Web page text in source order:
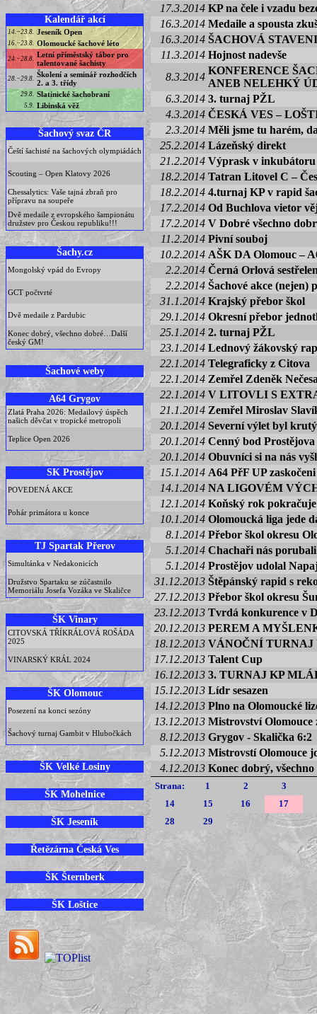
Kalendář akcí
14.−23.8. Jeseník Open
16.−23.8. Olomoucké šachové léto
24.−28.8. Letní příměstský tábor pro
talentované šachisty
28.−29.8. Školení a seminář rozhodčích
2. a 3. třídy
29.8. Slatinické šachobraní
5.9. Libinská věž
Šachový svaz ČR
Čeští šachisté na šachových olympiádách
Scouting – Open Klatovy 2026
Chessalytics: Vaše tajná zbraň pro
přípravu na soupeře
Dvě medaile z evropského šampionátu
družstev pro Českou republiku!!!
Šachy.cz
Mongolský vpád do Evropy
GCT počtvrté
Dvě medaile z Pardubic
Konec dobrý, všechno dobré…Další
český GM!
Šachové weby
A64 Grygov
Zlatá Praha 2026: Medailový úspěch
našich děvčat v tropické metropoli
Teplice Open 2026
SK Prostějov
POVEDENÁ AKCE
Pohár primátora u konce
TJ Spartak Přerov
Simultánka v Nedakonicích
Družstvo Spartaku se zúčastnilo
Memoriálu Josefa Vozáka ve Skaličce
ŠK Vinary
CITOVSKÁ TŘÍKRÁLOVÁ ROŠÁDA
2025
VINARSKÝ KRÁL 2024
ŠK Olomouc
Posezení na konci sezóny
Šachový turnaj Gambit v Hlubočkách
ŠK Velké Losiny
ŠK Mohelnice
ŠK Jeseník
Řetězárna Česká Ves
ŠK Šternberk
ŠK Loštice
17.3.2014 KP na čele i vzadu
16.3.2014 Medaile a spousta
16.3.2014 ŠACHOVÁ
11.3.2014 Hojnost nadevše
8.3.2014
KONFERENCE
ANEB NELEHKÝ
6.3.2014 3. turnaj PŽL
4.3.2014 ČESKÁ VES –
2.3.2014 Měli jsme tu harém,
25.2.2014 Lázeňský direkt
21.2.2014 Výprask v inkubátoru
18.2.2014 Tatran Litovel C –
18.2.2014 4.turnaj KP v rapid
17.2.2014 Od Buchlova vietor
17.2.2014 V Dobré všechno
11.2.2014 Pivní souboj
10.2.2014 AŠK DA Olomouc –
2.2.2014 Černá Orlová
2.2.2014 Šachové akce (nejen)
31.1.2014 Krajský přebor škol
29.1.2014 Okresní přebor
25.1.2014 2. turnaj PŽL
23.1.2014 Lednový žákovský
22.1.2014 Telegraficky z Citova
22.1.2014 Zemřel Zdeněk
22.1.2014 V LITOVLI S
21.1.2014 Zemřel Miroslav
20.1.2014 Severní výlet byl krutý
20.1.2014 Cenný bod Prostějova
20.1.2014 Obuvníci si na nás
15.1.2014 A64 PřF UP
14.1.2014 NA LIGOVÉM
12.1.2014 Koňský rok pokračuje
10.1.2014 Olomoucká liga jede
8.1.2014 Přebor škol okresu
5.1.2014 Chachaři nás
5.1.2014 Prostějov udolal
31.12.2013 Štěpánský rapid s
27.12.2013 Přebor škol okresu
23.12.2013 Tvrdá konkurence v
20.12.2013 PEREM A
18.12.2013 VÁNOČNÍ TURNAJ
17.12.2013 Talent Cup
16.12.2013 3. TURNAJ KP
15.12.2013 Lídr sesazen
14.12.2013 Plno na Olomoucké
13.12.2013 Mistrovství Olomouce
8.12.2013 Grygov - Skalička 6:2
5.12.2013 Mistrovstí Olomouce
4.12.2013 Konec dobrý,
Strana: 1 2
3
14
15 16 17
28
29